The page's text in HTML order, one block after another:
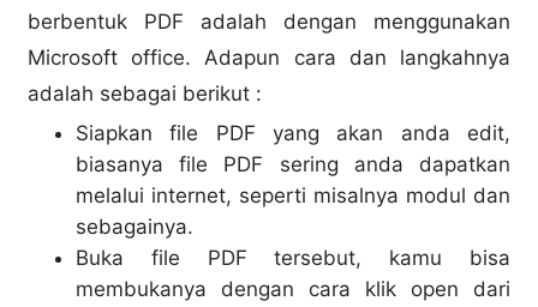
berbentuk PDF adalah dengan menggunakan
Microsoft office. Adapun cara dan langkahnya
adalah sebagai berikut :
Siapkan file PDF yang akan anda edit,
biasanya file PDF sering anda dapatkan
melalui internet, seperti misalnya modul dan
sebagainya.
Buka file PDF tersebut, kamu bisa
membukanya dengan cara klik open dari